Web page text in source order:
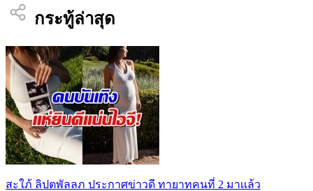
กระทู้ล่าสุด
สะใภ้ ลิปตพัลลภ ประกาศข่าวดี ทายาทคนที่ 2 มาเเล้ว